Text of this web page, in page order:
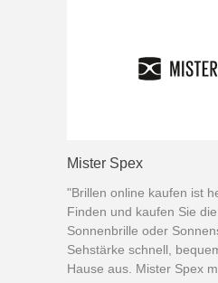
Mister Spex
"Brillen online kaufen ist
Finden und kaufen Sie
Sonnenbrille oder
Sehstärke schnell,
Hause aus. Mister Spex